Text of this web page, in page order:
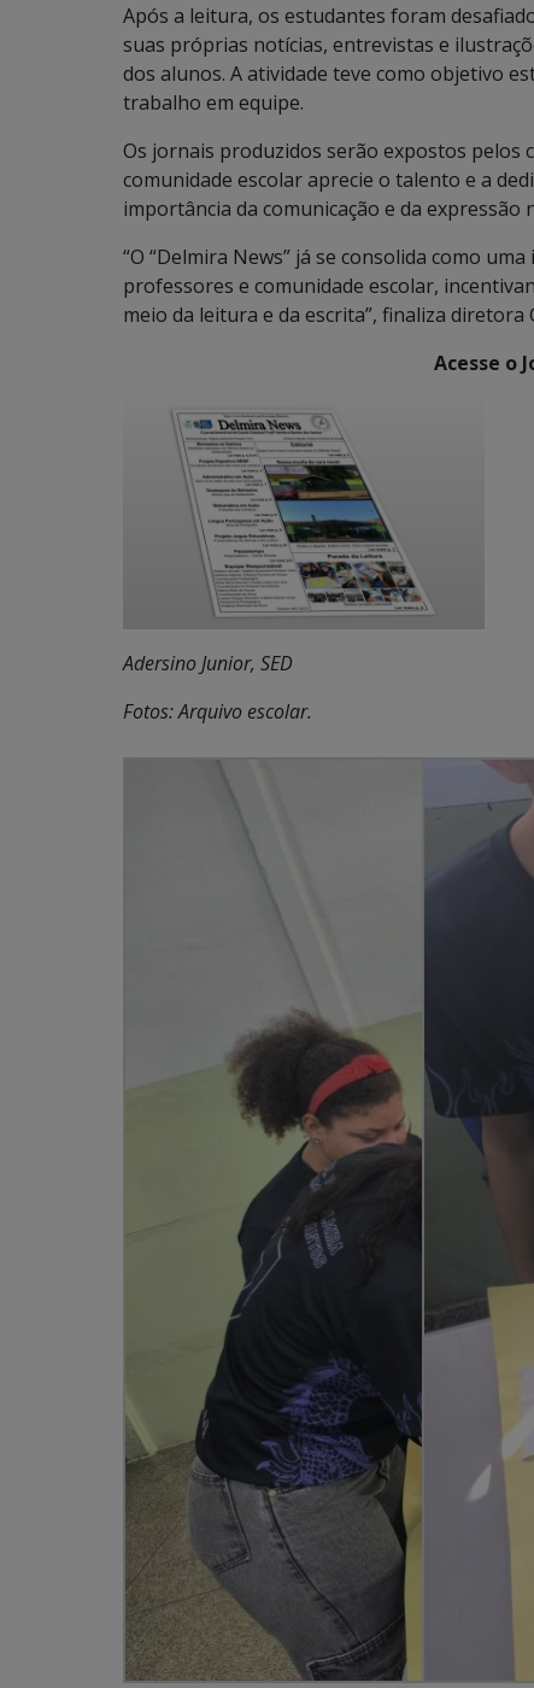
Após a leitura, os estudantes foram
suas próprias notícias, entrevistas e
dos alunos. A atividade teve como objetivo
trabalho em equipe.
Os jornais produzidos serão expostos pelos
comunidade escolar aprecie o talento e a
importância da comunicação e da expressão
“O “Delmira News” já se consolida como
professores e comunidade escolar,
meio da leitura e da escrita”, finaliza diretora
Acesse o
Adersino Junior, SED
Fotos: Arquivo escolar.